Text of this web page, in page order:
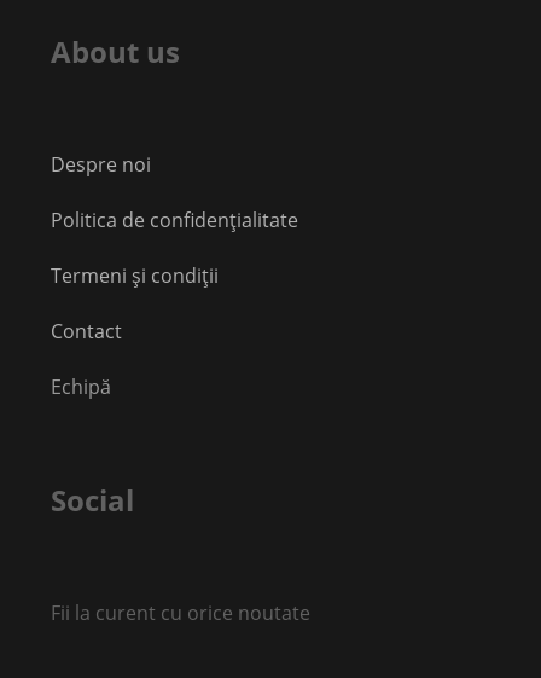
About us
Despre noi
Politica de confidențialitate
Termeni și condiții
Contact
Echipă
Social
Fii la curent cu orice noutate